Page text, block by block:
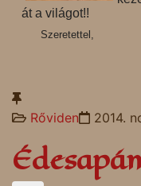
át a világot!!
Szeretettel,
Rőviden 2014.